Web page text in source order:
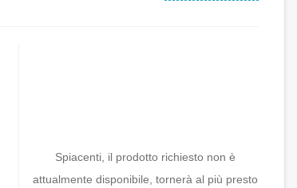
Spiacenti, il prodotto richiesto non è
attualmente disponibile, tornerà al più presto